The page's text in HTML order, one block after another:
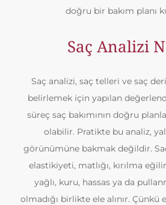
doğru bir bakım planı
Saç Analizi
Saç analizi, saç telleri ve saç
belirlemek için yapılan
süreç saç bakımının doğru
olabilir. Pratikte bu analiz,
görünümüne bakmak değildir.
elastikiyeti, matlığı, kırılma
yağlı, kuru, hassas ya da
olmadığı birlikte ele alınır. Çünkü